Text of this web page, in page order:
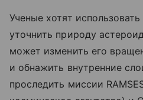
Ученые хотят
уточнить природу
может изменить его
и обнажить внутренние
проследить миссии